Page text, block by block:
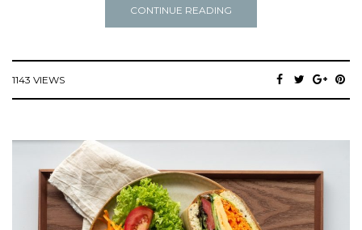
CONTINUE READING
1143 VIEWS